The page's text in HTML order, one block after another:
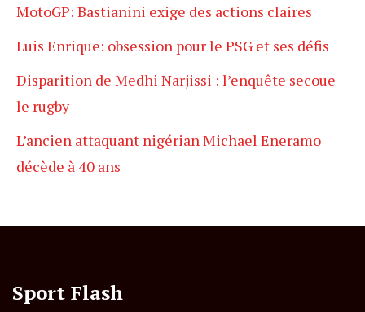
MotoGP: Bastianini exige des actions claires
Luis Enrique: obsession pour le PSG et ses défis
Disparition de Medhi Narjissi : l’enquête secoue
le rugby
L’ancien attaquant nigérian Michael Eneramo
décède à 40 ans
Sport Flash